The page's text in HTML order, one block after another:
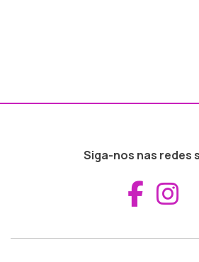
Siga-nos nas redes